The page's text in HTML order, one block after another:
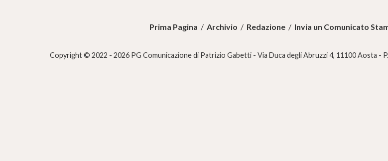
Prima Pagina / Archivio / Redazione/ Invia un Comunicato
Copyright © 2022 - 2026 PG Comunicazione di Patrizio Gabetti - Via Duca degli Abruzzi 4, 11100 Aosta -